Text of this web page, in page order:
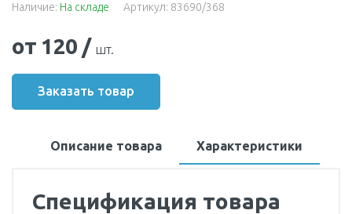
Наличие: На складе Артикул: 83690/368
от 120 / шт.
Заказать товар
Описание товара Характеристики
Спецификация товара